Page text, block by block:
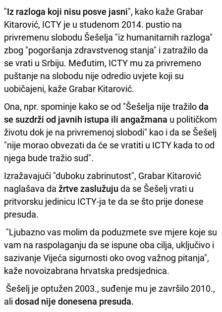
"Iz razloga koji nisu posve jasni", kako kaže Grabar
Kitarović, ICTY je u studenom 2014. pustio na
privremenu slobodu Šešelja "iz humanitarnih razloga"
zbog "pogoršanja zdravstvenog stanja" i zatražilo da
se vrati u Srbiju. Međutim, ICTY mu za privremeno
puštanje na slobodu nije odredio uvjete koji su
uobičajeni, kaže Grabar Kitarović.
Ona, npr. spominje kako se od "Šešelja nije tražiloda
se suzdrži od javnih istupa ili angažmana u političkom
životu dok je na privremenoj slobodi" kao i da se Šešelj
"nije morao obvezati da će se vratiti u ICTY kada to od
njega bude tražio sud".
Izražavajući "duboku zabrinutost", Grabar Kitarović
naglašava da žrtve zaslužuju da se Šešelj vrati u
pritvorsku jedinicu ICTY-ja te da se što prije donese
presuda.
"Ljubazno vas molim da poduzmete sve mjere koje su
vam na raspolaganju da se ispune oba cilja, uključivo i
sazivanje Vijeća sigurnosti oko ovog važnog pitanja",
kaže novoizabrana hrvatska predsjednica.
Šešelj je optužen 2003., suđenje mu je završilo 2010.,
ali dosad nije donesena presuda.